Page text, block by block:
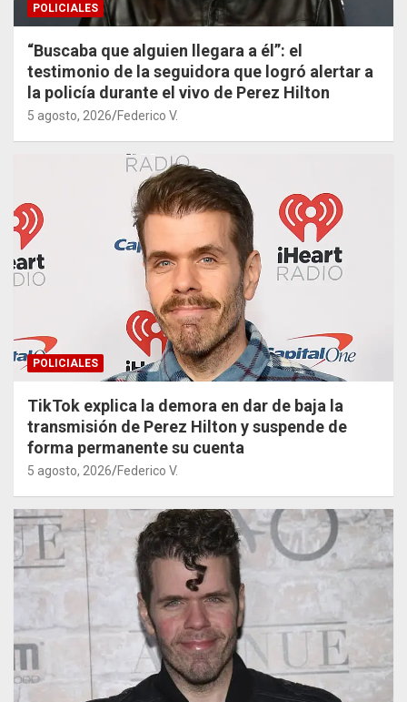
POLICIALES
“Buscaba que alguien llegara a él”: el
testimonio de la seguidora que logró alertar a
la policía durante el vivo de Perez Hilton
5 agosto, 2026 Federico V.
POLICIALES
TikTok explica la demora en dar de baja la
transmisión de Perez Hilton y suspende de
forma permanente su cuenta
5 agosto, 2026 Federico V.